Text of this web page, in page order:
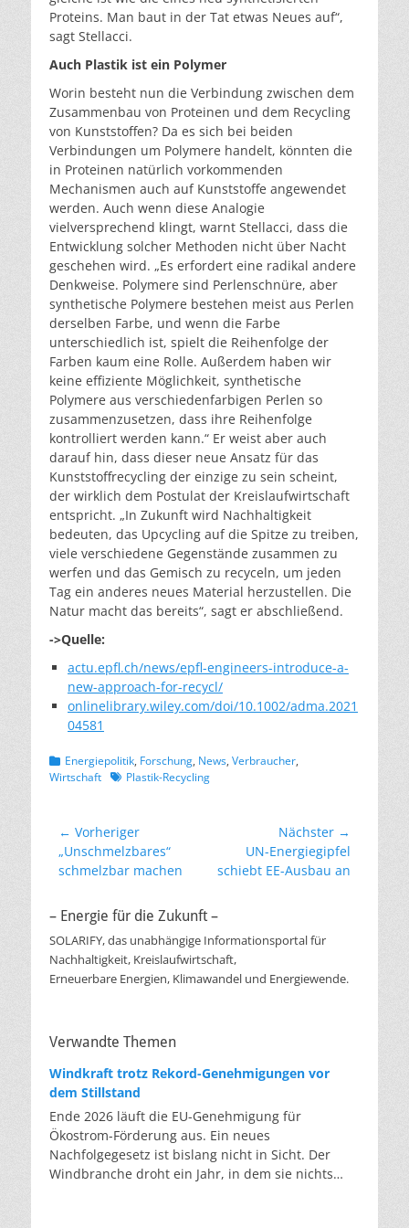
Proteins. Man baut in der Tat etwas Neues auf“,
sagt Stellacci.
Auch Plastik ist ein Polymer
Worin besteht nun die Verbindung zwischen dem
Zusammenbau von Proteinen und dem Recycling
von Kunststoffen? Da es sich bei beiden
Verbindungen um Polymere handelt, könnten die
in Proteinen natürlich vorkommenden
Mechanismen auch auf Kunststoffe angewendet
werden. Auch wenn diese Analogie
vielversprechend klingt, warnt Stellacci, dass die
Entwicklung solcher Methoden nicht über Nacht
geschehen wird. „Es erfordert eine radikal andere
Denkweise. Polymere sind Perlenschnüre, aber
synthetische Polymere bestehen meist aus Perlen
derselben Farbe, und wenn die Farbe
unterschiedlich ist, spielt die Reihenfolge der
Farben kaum eine Rolle. Außerdem haben wir
keine effiziente Möglichkeit, synthetische
Polymere aus verschiedenfarbigen Perlen so
zusammenzusetzen, dass ihre Reihenfolge
kontrolliert werden kann.“ Er weist aber auch
darauf hin, dass dieser neue Ansatz für das
Kunststoffrecycling der einzige zu sein scheint,
der wirklich dem Postulat der Kreislaufwirtschaft
entspricht. „In Zukunft wird Nachhaltigkeit
bedeuten, das Upcycling auf die Spitze zu treiben,
viele verschiedene Gegenstände zusammen zu
werfen und das Gemisch zu recyceln, um jeden
Tag ein anderes neues Material herzustellen. Die
Natur macht das bereits“, sagt er abschließend.
->Quelle:
actu.epfl.ch/news/epfl-engineers-introduce-a-
new-approach-for-recycl/
onlinelibrary.wiley.com/doi/10.1002/adma.2021
04581
Kategorien
Energiepolitik, Forschung, News, Verbraucher,
Wirtschaft Schlagworte
Plastik-Recycling
Beitragsnavigation
← Vorheriger
Vorheriger
Beitrag:
„Unschmelzbares“
schmelzbar machen
Nächster →
Nächster
Beitrag:
UN-Energiegipfel
schiebt EE-Ausbau an
– Energie für die Zukunft –
SOLARIFY, das unabhängige Informationsportal für
Nachhaltigkeit, Kreislaufwirtschaft,
Erneuerbare Energien, Klimawandel und Energiewende.
Verwandte Themen
Windkraft trotz Rekord-Genehmigungen vor
dem Stillstand
Ende 2026 läuft die EU-Genehmigung für
Ökostrom-Förderung aus. Ein neues
Nachfolgegesetz ist bislang nicht in Sicht. Der
Windbranche droht ein Jahr, in dem sie nichts